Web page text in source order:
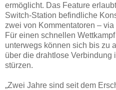
ermöglicht. Das Feature
Switch-Station befindliche
zwei von Kommentatoren –
Für einen schnellen
unterwegs können sich bis zu
über die drahtlose Verbindung
stürzen.
„Zwei Jahre sind seit dem